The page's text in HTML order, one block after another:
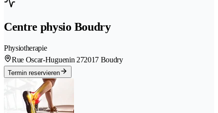
Centre physio Boudry
Physiotherapie
Rue Oscar-Huguenin 272017 Boudry
Termin reservieren